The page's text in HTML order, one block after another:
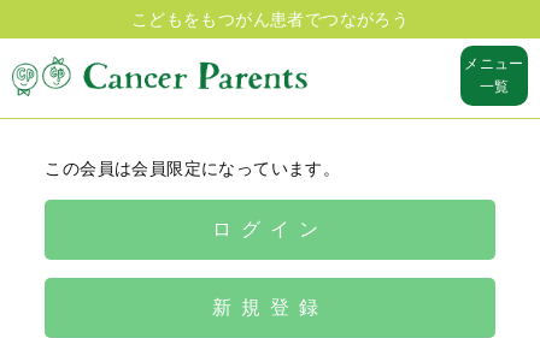
こどもをもつがん患者でつながろう
メニュー
一覧
この会員は会員限定になっています。
ログイン
新規登録